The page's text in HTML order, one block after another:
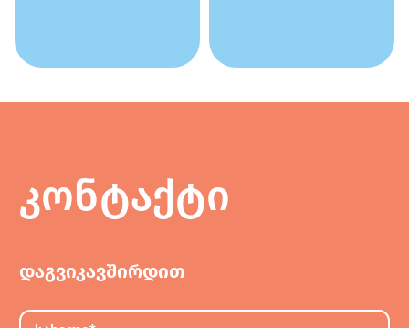
კონტაქტი
დაგვიკავშირდით